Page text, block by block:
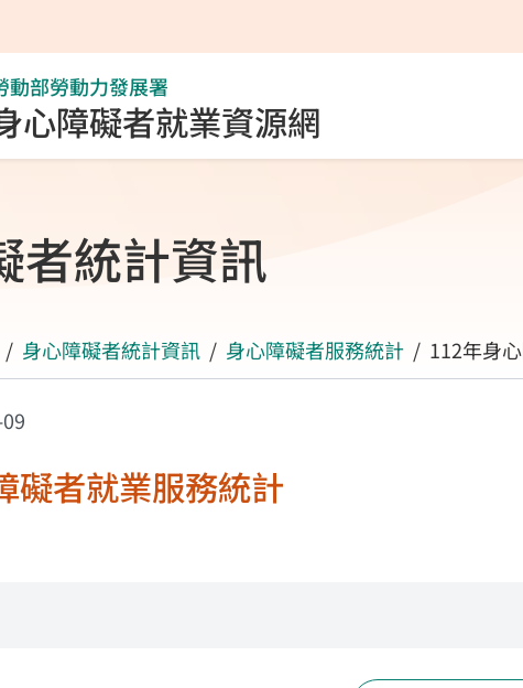
選單
動部勞動力發展署
心障礙者就業資源網
者統計資訊
身心障礙者統計資訊 身心障礙者服務統計 112年身
礙者就業服務統計